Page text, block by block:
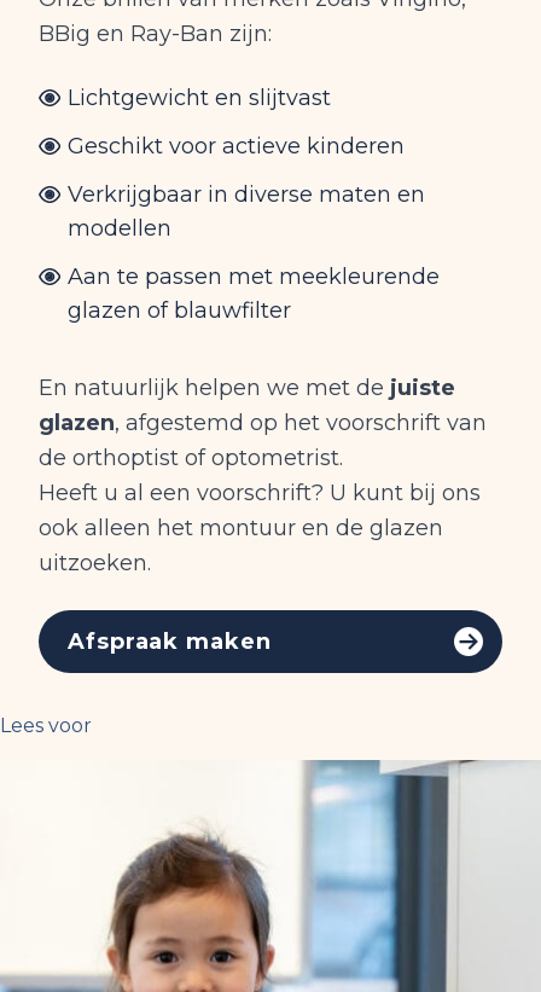
BBig en Ray-Ban zijn:
Lichtgewicht en slijtvast
Geschikt voor actieve kinderen
Verkrijgbaar in diverse maten en
modellen
Aan te passen met meekleurende
glazen of blauwfilter
En natuurlijk helpen we met de juiste
glazen, afgestemd op het voorschrift van
de orthoptist of optometrist.
Heeft u al een voorschrift? U kunt bij ons
ook alleen het montuur en de glazen
uitzoeken.
Afspraak maken
Lees voor